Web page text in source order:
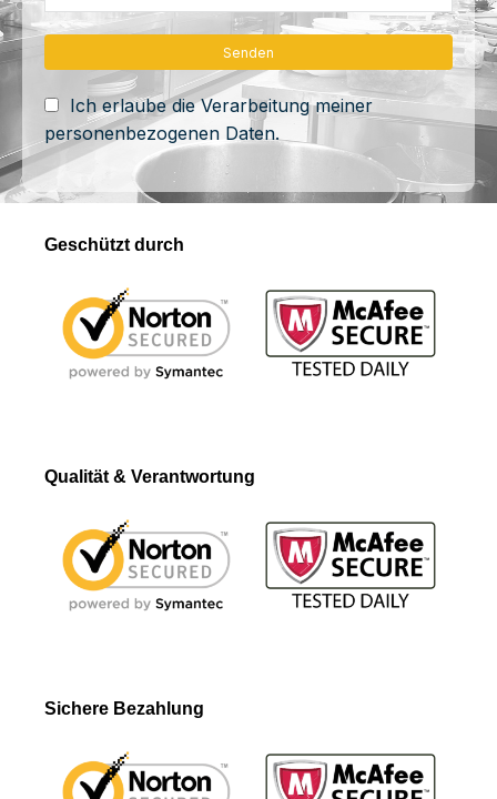
Ich erlaube die Verarbeitung meiner
personenbezogenen Daten.
Geschützt durch
Qualität & Verantwortung
Sichere Bezahlung